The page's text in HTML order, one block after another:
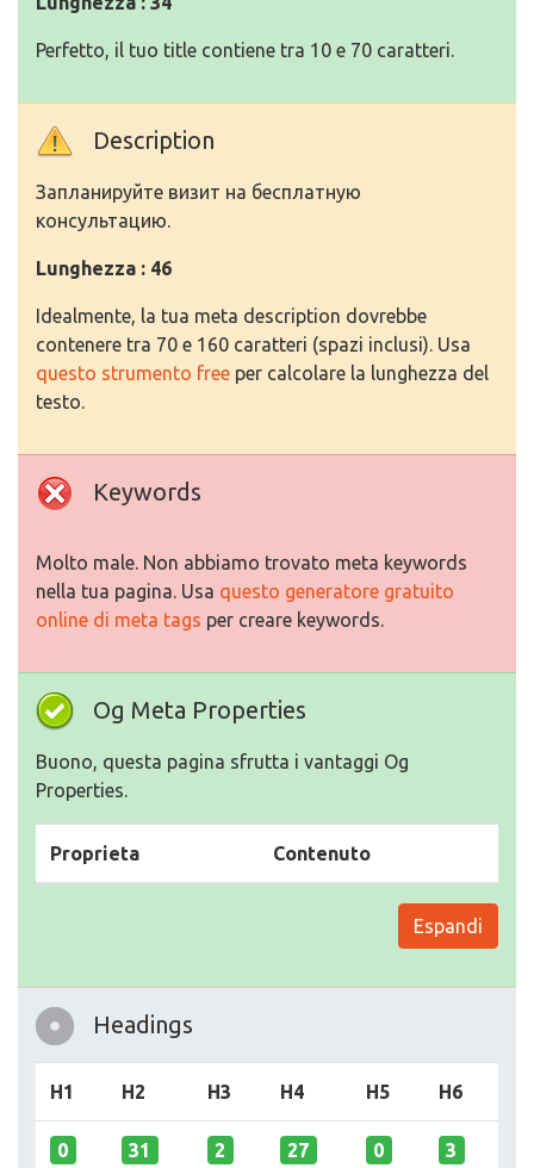
Perfetto, il tuo title contiene tra 10 e 70 caratteri.
Description
Запланируйте визит на бесплатную
консультацию.
Lunghezza : 46
Idealmente, la tua meta description dovrebbe
contenere tra 70 e 160 caratteri (spazi inclusi). Usa
questo strumento free per calcolare la lunghezza del
testo.
Keywords
Molto male. Non abbiamo trovato meta keywords
nella tua pagina. Usa questo generatore gratuito
online di meta tags per creare keywords.
Og Meta Properties
Buono, questa pagina sfrutta i vantaggi Og
Properties.
Proprieta Contenuto
Espandi
Headings
H1 H2 H3 H4 H5 H6
0 31 2 27 0 3